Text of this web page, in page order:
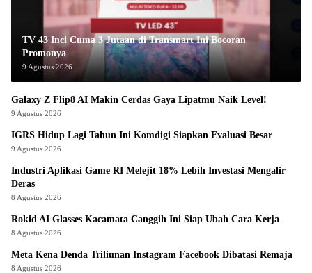
TV 43 Inci Cuma 3 Jutaan di Transmart Ini Bocoran
Promonya
9 Agustus 2026
Galaxy Z Flip8 AI Makin Cerdas Gaya Lipatmu Naik Level!
9 Agustus 2026
IGRS Hidup Lagi Tahun Ini Komdigi Siapkan Evaluasi Besar
9 Agustus 2026
Industri Aplikasi Game RI Melejit 18% Lebih Investasi Mengalir
Deras
8 Agustus 2026
Rokid AI Glasses Kacamata Canggih Ini Siap Ubah Cara Kerja
8 Agustus 2026
Meta Kena Denda Triliunan Instagram Facebook Dibatasi Remaja
8 Agustus 2026